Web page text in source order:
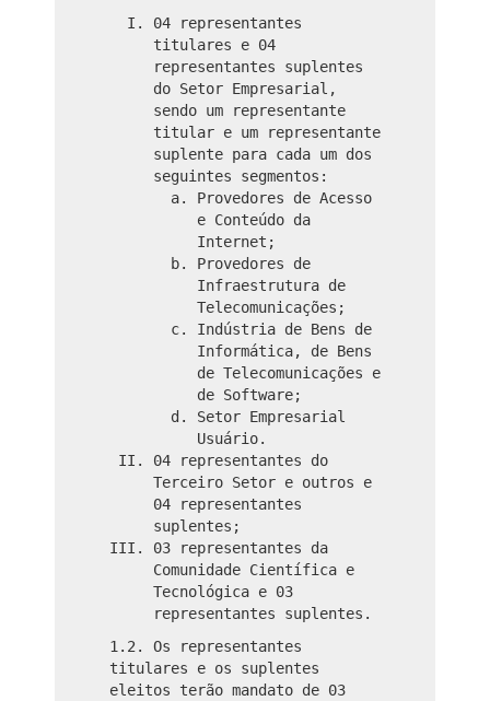
04 representantes
titulares e 04
representantes suplentes
do Setor Empresarial,
sendo um representante
titular e um representante
suplente para cada um dos
seguintes segmentos:
Provedores de Acesso
e Conteúdo da
Internet;
Provedores de
Infraestrutura de
Telecomunicações;
Indústria de Bens de
Informática, de Bens
de Telecomunicações e
de Software;
Setor Empresarial
Usuário.
04 representantes do
Terceiro Setor e outros e
04 representantes
suplentes;
03 representantes da
Comunidade Científica e
Tecnológica e 03
representantes suplentes.
1.2. Os representantes
titulares e os suplentes
eleitos terão mandato de 03